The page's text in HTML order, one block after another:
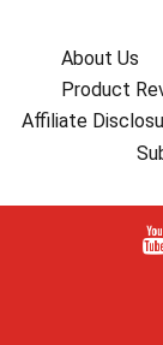
About Us
Product
Affiliate